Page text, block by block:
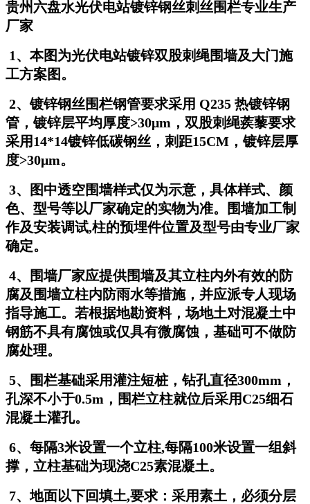
贵州六盘水光伏电站镀锌钢丝刺丝围栏专业生产
厂家
1、本图为光伏电站镀锌双股刺绳围墙及大门施
工方案图。
2、镀锌钢丝围栏钢管要求采用 Q235 热镀锌钢
管，镀锌层平均厚度>30μm，双股刺绳蒺藜要求
采用14*14镀锌低碳钢丝，刺距15CM，镀锌层厚
度>30μm。
3、图中透空围墙样式仅为示意，具体样式、颜
色、型号等以厂家确定的实物为准。围墙加工制
作及安装调试,柱的预埋件位置及型号由专业厂家
确定。
4、围墙厂家应提供围墙及其立柱内外有效的防
腐及围墙立柱内防雨水等措施，并应派专人现场
指导施工。若根据地勘资料，场地土对混凝土中
钢筋不具有腐蚀或仅具有微腐蚀，基础可不做防
腐处理。
5、围栏基础采用灌注短桩，钻孔直径300mm，
孔深不小于0.5m，围栏立柱就位后采用C25细石
混凝土灌孔。
6、每隔3米设置一个立柱,每隔100米设置一组斜
撑，立柱基础为现浇C25素混凝土。
7、地面以下回填土,要求：采用素土，必须分层